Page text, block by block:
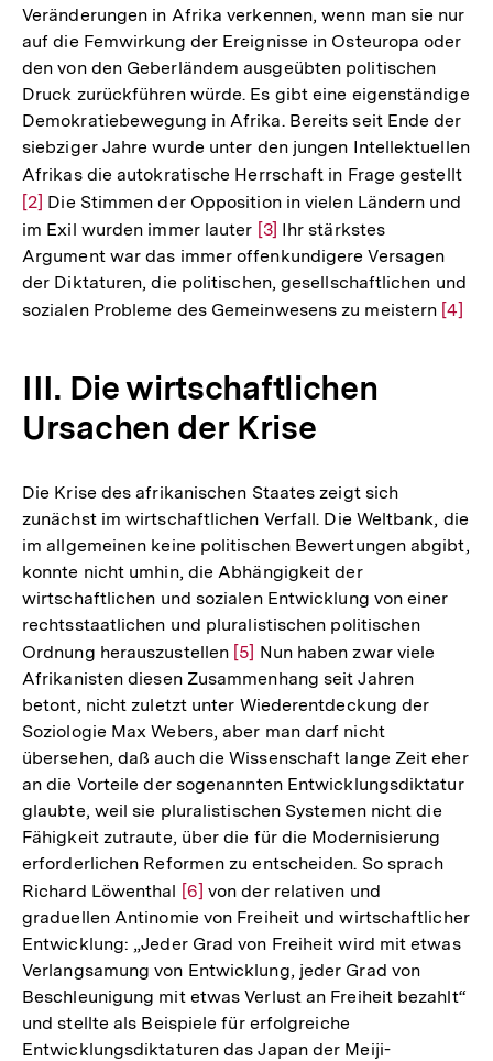
Veränderungen in Afrika verkennen, wenn man sie nur
auf die Femwirkung der Ereignisse in Osteuropa oder
den von den Geberländem ausgeübten politischen
Druck zurückführen würde. Es gibt eine eigenständige
Demokratiebewegung in Afrika. Bereits seit Ende der
siebziger Jahre wurde unter den jungen Intellektuellen
Afrikas die autokratische Herrschaft in Frage gestelltZur
[2] Die Stimmen der Opposition in vielen Ländern und
im Exil wurden immer lauter Zur
Auflösung
der
Fußnote
[3] Ihr stärkstes
Argument war das immer offenkundigere Versagen
der Diktaturen, die politischen, gesellschaftlichen und
sozialen Probleme des Gemeinwesens zu meistern Zur
[4]
III. Die wirtschaftlichen
Ursachen der Krise
Die Krise des afrikanischen Staates zeigt sich
zunächst im wirtschaftlichen Verfall. Die Weltbank, die
im allgemeinen keine politischen Bewertungen abgibt,
konnte nicht umhin, die Abhängigkeit der
wirtschaftlichen und sozialen Entwicklung von einer
rechtsstaatlichen und pluralistischen politischen
Ordnung herauszustellen Zur
Auflösung
der
Fußnote
[5] Nun haben zwar viele
Afrikanisten diesen Zusammenhang seit Jahren
betont, nicht zuletzt unter Wiederentdeckung der
Soziologie Max Webers, aber man darf nicht
übersehen, daß auch die Wissenschaft lange Zeit eher
an die Vorteile der sogenannten Entwicklungsdiktatur
glaubte, weil sie pluralistischen Systemen nicht die
Fähigkeit zutraute, über die für die Modernisierung
erforderlichen Reformen zu entscheiden. So sprach
Richard Löwenthal Zur
Auflösung
der
Fußnote
[6] von der relativen und
graduellen Antinomie von Freiheit und wirtschaftlicher
Entwicklung: „Jeder Grad von Freiheit wird mit etwas
Verlangsamung von Entwicklung, jeder Grad von
Beschleunigung mit etwas Verlust an Freiheit bezahlt“
und stellte als Beispiele für erfolgreiche
Entwicklungsdiktaturen das Japan der Meiji-